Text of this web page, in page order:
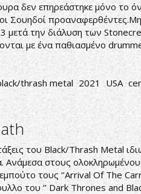
δεν επηρεάστηκε μόνο το
Σουηδοί
μετά την διάλυση των
με ένα παθιασμένο
thrash metal 2021 USA
του Black/Thrash Metal
Ανάμεσα στους
τους ‘’Arrival Of The
του ‘’ Dark Thrones and